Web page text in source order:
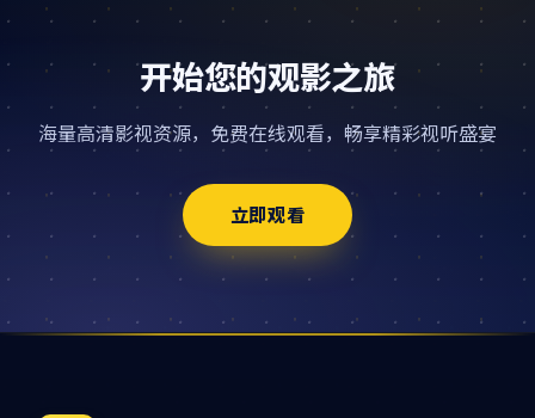
开始您的观影之旅
海量高清影视资源，免费在线观看，畅享精彩视听盛宴
立即观看